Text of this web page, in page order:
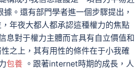
。還有部門學者進一個步驟提出，
年夜大都人都承認這種權力的焦點
息對于權力主體而言具有自立價值和
之上，其有用性的條件在于小我確
包養 。跟著internet時期的成長，人